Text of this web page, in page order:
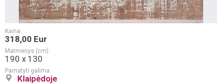
Kaina:
318,00 Eur
Matmenys (cm):
190 x 130
Pamatyti galima:
Klaipėdoje